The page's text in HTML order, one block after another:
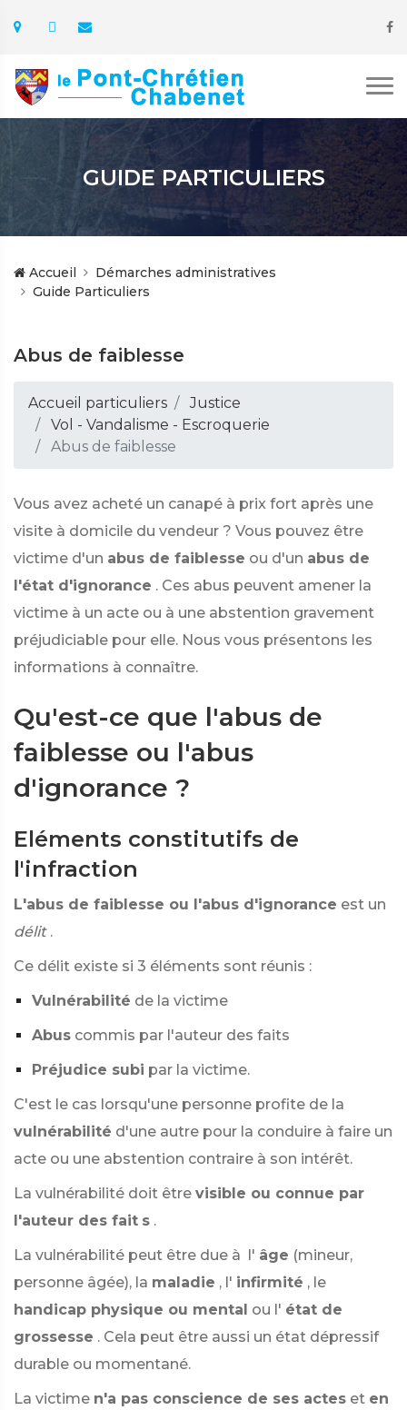
GUIDE PARTICULIERS
Accueil
Démarches administratives
Guide Particuliers
Abus de faiblesse
Accueil particuliers
Justice
Vol - Vandalisme - Escroquerie
Abus de faiblesse
Vous avez acheté un canapé à prix fort après une
visite à domicile du vendeur ? Vous pouvez être
victime d'un abus de faiblesse ou d'un abus de
l'état d'ignorance . Ces abus peuvent amener la
victime à un acte ou à une abstention gravement
préjudiciable pour elle. Nous vous présentons les
informations à connaître.
Qu'est-ce que l'abus de
faiblesse ou l'abus
d'ignorance ?
Eléments constitutifs de
l'infraction
L'abus de faiblesse ou l'abus d'ignorance est un
délit .
Ce délit existe si 3 éléments sont réunis :
Vulnérabilité de la victime
Abus commis par l'auteur des faits
Préjudice subi par la victime.
C'est le cas lorsqu'une personne profite de la
vulnérabilité d'une autre pour la conduire à faire un
acte ou une abstention contraire à son intérêt.
La vulnérabilité doit être visible ou connue par
l'auteur des fait s .
La vulnérabilité peut être due à l' âge (mineur,
personne âgée), la maladie , l' infirmité , le
handicap physique ou mental ou l' état de
grossesse . Cela peut être aussi un état dépressif
durable ou momentané.
La victime n'a pas conscience de ses actes et en